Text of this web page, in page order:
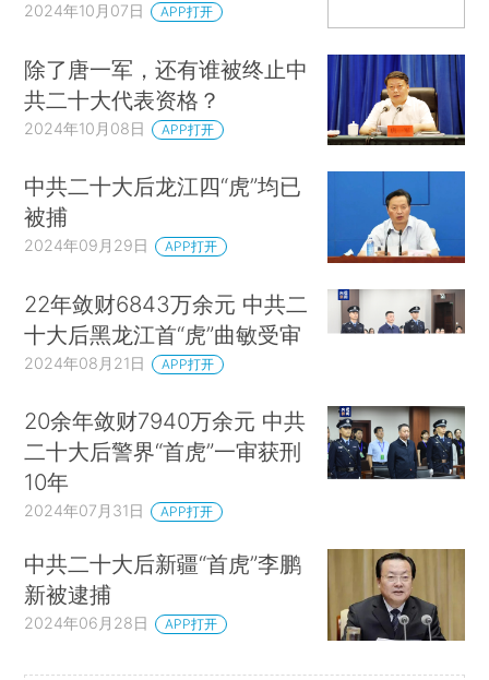
2024年10月07日 APP打开
除了唐一军，还有谁被终止中
共二十大代表资格？
2024年10月08日 APP打开
中共二十大后龙江四“虎”均已
被捕
2024年09月29日 APP打开
22年敛财6843万余元 中共二
十大后黑龙江首“虎”曲敏受审
2024年08月21日 APP打开
20余年敛财7940万余元 中共
二十大后警界“首虎”一审获刑
10年
2024年07月31日 APP打开
中共二十大后新疆“首虎”李鹏
新被逮捕
2024年06月28日 APP打开